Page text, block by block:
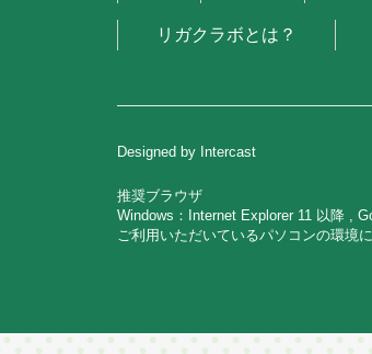
リガクラボとは？
Designed by Intercast
推奨ブラウザ
Windows：Internet Explorer 11 以降 ,
ご利用いただいているパソコンの環境